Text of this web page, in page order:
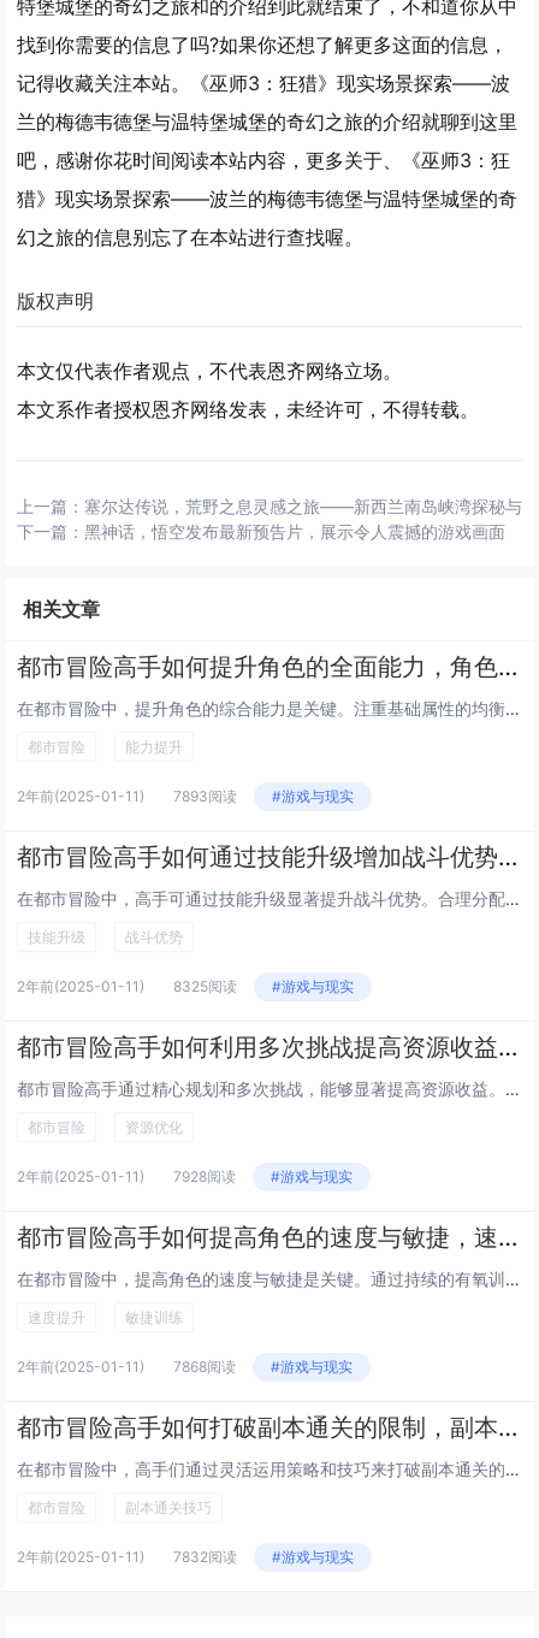
特堡城堡的奇幻之旅和的介绍到此就结束了，不和道你从中
找到你需要的信息了吗?如果你还想了解更多这面的信息，
记得收藏关注本站。《巫师3：狂猎》现实场景探索——波
兰的梅德韦德堡与温特堡城堡的奇幻之旅的介绍就聊到这里
吧，感谢你花时间阅读本站内容，更多关于、《巫师3：狂
猎》现实场景探索——波兰的梅德韦德堡与温特堡城堡的奇
幻之旅的信息别忘了在本站进行查找喔。
版权声明
本文仅代表作者观点，不代表恩齐网络立场。
本文系作者授权恩齐网络发表，未经许可，不得转载。
上一篇： 塞尔达传说，荒野之息灵感之旅——新西兰南岛峡湾探秘与
下一篇：黑神话，悟空发布最新预告片，展示令人震撼的游戏画面
相关文章
都市冒险高手如何提升角色的全面能力，角色综合能力提升方法
在都市冒险中，提升角色的综合能力是关键。注重基础属性的均衡发展，如力量、敏捷、智力和耐力，确保角色在不同场景中都能应对自...
都市冒险 能力提升
2年前(2025-01-11) 7893阅读 #游戏与现实
都市冒险高手如何通过技能升级增加战斗优势，技能升级全技巧
在都市冒险中，高手可通过技能升级显著提升战斗优势。合理分配技能点是关键，优先强化核心战斗技能，如近战、射击和闪避等，确保...
技能升级 战斗优势
2年前(2025-01-11) 8325阅读 #游戏与现实
都市冒险高手如何利用多次挑战提高资源收益，挑战资源最大化
都市冒险高手通过精心规划和多次挑战，能够显著提高资源收益。他们深入研究每次挑战的规则与奖励机制，确保每次都选择最优路径。...
都市冒险 资源优化
2年前(2025-01-11) 7928阅读 #游戏与现实
都市冒险高手如何提高角色的速度与敏捷，速度敏捷提升技巧
在都市冒险中，提高角色的速度与敏捷是关键。通过持续的有氧训练如跑步、跳绳，增强心肺功能和耐力，为高速移动打下基础。进行力...
速度提升 敏捷训练
2年前(2025-01-11) 7868阅读 #游戏与现实
都市冒险高手如何打破副本通关的限制，副本通关技巧与策略
在都市冒险中，高手们通过灵活运用策略和技巧来打破副本通关的限制。深入研究副本机制是关键，了解每个关卡的独特规则和敌人的行...
都市冒险 副本通关技巧
2年前(2025-01-11) 7832阅读 #游戏与现实